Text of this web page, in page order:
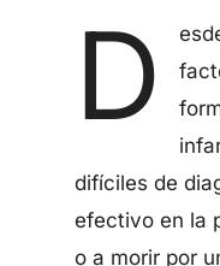
D
difíciles de
efectivo en la
o a morir por